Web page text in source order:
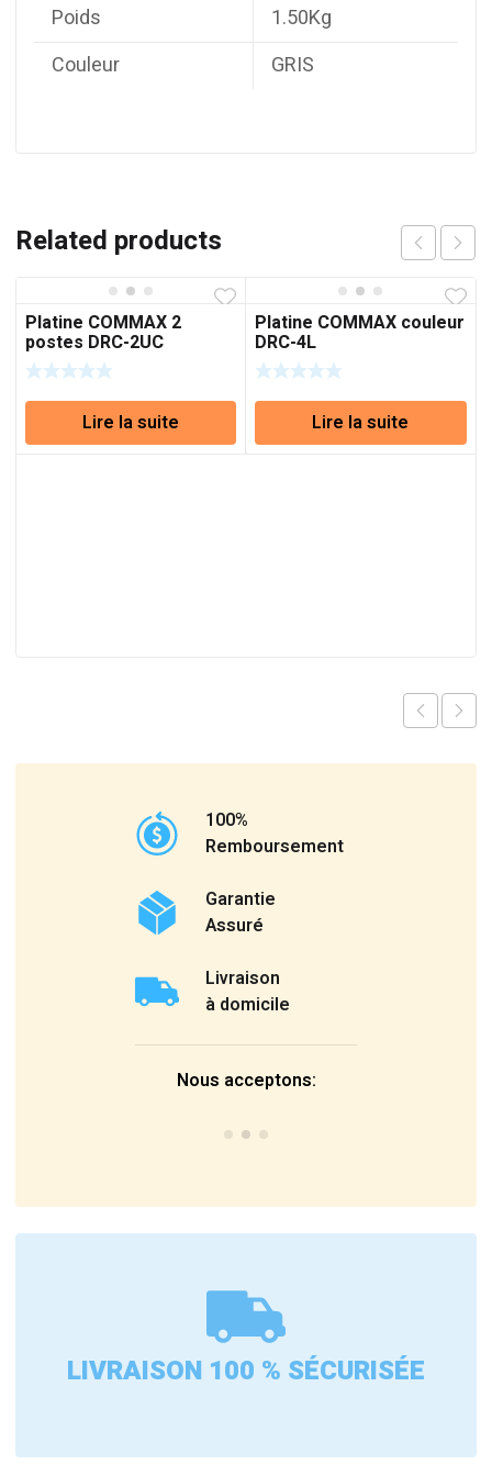
Poids
1.50Kg
Couleur
GRIS
Related products
Platine COMMAX 2
postes DRC-2UC
Lire la suite
Platine COMMAX couleur
DRC-4L
Lire la suite
100%
Remboursement
Garantie
Assuré
Livraison
à domicile
Nous acceptons:
LIVRAISON 100 % SÉCURISÉE